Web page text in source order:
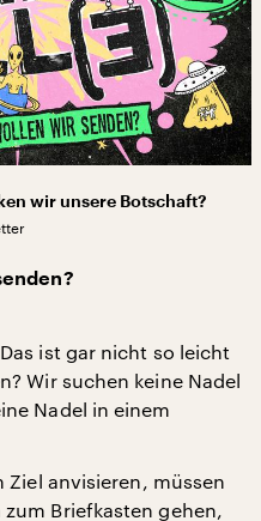
wir unsere Botschaft?
ist gar nicht so leicht
Wir suchen keine Nadel
Nadel in einem
anvisieren, müssen
Briefkasten gehen,